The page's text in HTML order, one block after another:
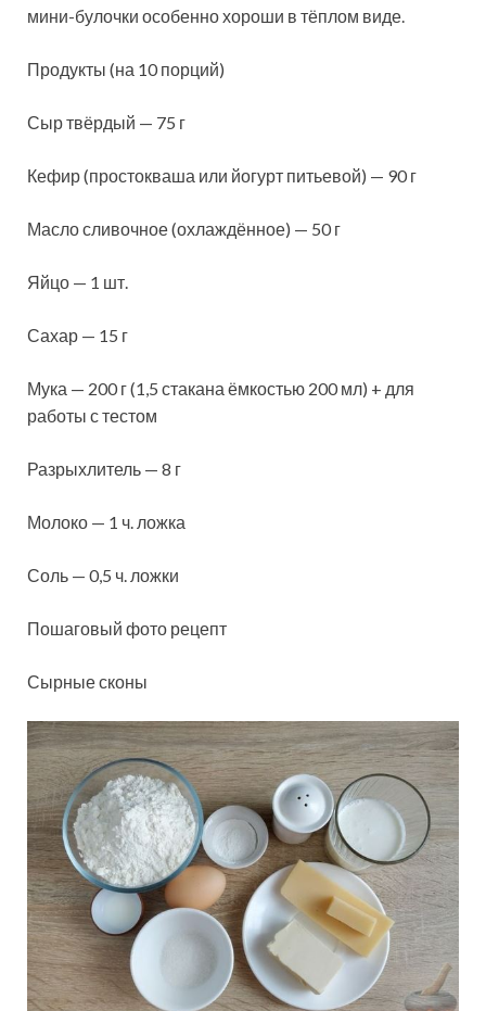
мини-булочки особенно хороши в тёплом виде.
Продукты (на 10 порций)
Сыр твёрдый — 75 г
Кефир (простокваша или йогурт питьевой) — 90 г
Масло сливочное (охлаждённое) — 50 г
Яйцо — 1 шт.
Сахар — 15 г
Мука — 200 г (1,5 стакана ёмкостью 200 мл) + для
работы с тестом
Разрыхлитель — 8 г
Молоко — 1 ч. ложка
Соль — 0,5 ч. ложки
Пошаговый фото рецепт
Сырные сконы